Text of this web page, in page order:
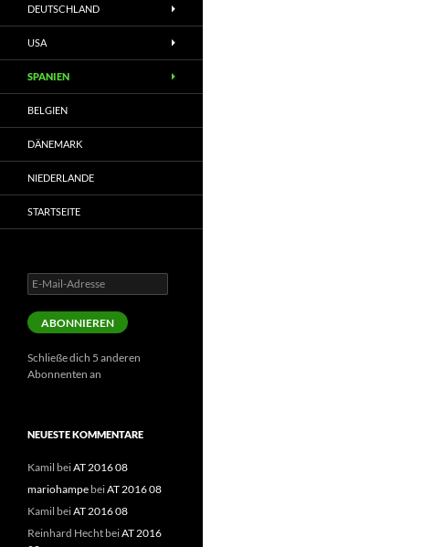
DEUTSCHLAND
USA
SPANIEN
BELGIEN
DÄNEMARK
NIEDERLANDE
STARTSEITE
E-
Mail-
Adresse
ABONNIEREN
Schließe dich 5 anderen
Abonnenten an
NEUESTE KOMMENTARE
Kamil beiAT 2016 08
mariohampe beiAT 2016 08
Kamil beiAT 2016 08
Reinhard Hecht beiAT 2016